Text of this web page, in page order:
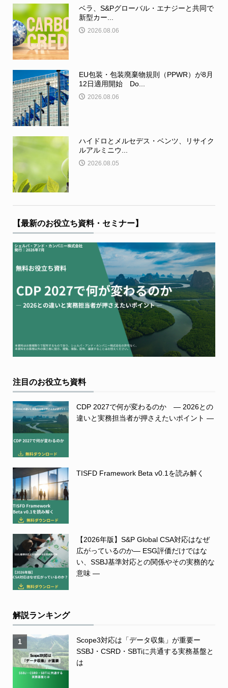
ベラ、S&Pグローバル・エナジーと共同で
新型カー...
2026.08.06
EU包装・包装廃棄物規則（PPWR）が8月
12日適用開始 Do...
2026.08.06
ハイドロとメルセデス・ベンツ、リサイク
ルアルミニウ...
2026.08.05
【最新のお役立ち資料・セミナー】
注目のお役立ち資料
CDP 2027で何が変わるのか ― 2026との
違いと実務担当者が押さえたいポイント ―
TISFD Framework Beta v0.1を読み解く
【2026年版】S&P Global CSA対応はなぜ
広がっているのか― ESG評価だけではな
い、SSBJ基準対応との関係やその実務的な
意味 ―
解説ランキング
1
Scope3対応は「データ収集」が重要ー
SSBJ・CSRD・SBTiに共通する実務基盤と
は